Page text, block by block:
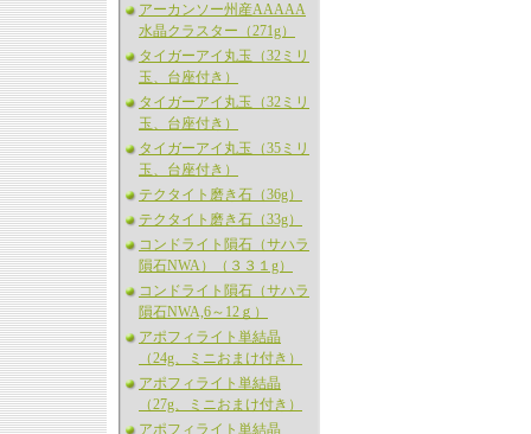
アーカンソー州産AAAAA
水晶クラスター（271g）
タイガーアイ丸玉（32ミリ
玉、台座付き）
タイガーアイ丸玉（32ミリ
玉、台座付き）
タイガーアイ丸玉（35ミリ
玉、台座付き）
テクタイト磨き石（36g）
テクタイト磨き石（33g）
コンドライト隕石（サハラ
隕石NWA）（３３１g）
コンドライト隕石（サハラ
隕石NWA,6～12ｇ）
アポフィライト単結晶
（24g、ミニおまけ付き）
アポフィライト単結晶
（27g、ミニおまけ付き）
アポフィライト単結晶